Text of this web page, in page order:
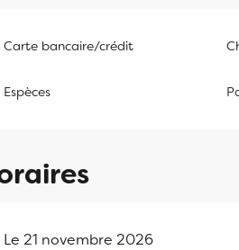
Carte bancaire/crédit
Espèces
Le 21 novembre 2026